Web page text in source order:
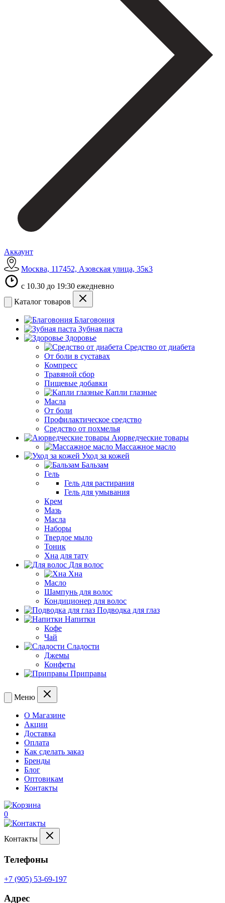
Аккаунт
Москва, 117452, Азовская улица, 35к3
с 10.30 до 19:30 ежедневно
Каталог товаров
Благовония
Зубная паста
Здоровье
Средство от диабета
От боли в суставах
Компресс
Травяной сбор
Пищевые добавки
Капли глазные
Масла
От боли
Профилактическое средство
Средство от похмелья
Аюрведческие товары
Массажное масло
Уход за кожей
Бальзам
Гель
Гель для растирания
Гель для умывания
Крем
Мазь
Масла
Наборы
Твердое мыло
Тоник
Хна для тату
Для волос
Хна
Масло
Шампунь для волос
Кондиционер для волос
Подводка для глаз
Напитки
Кофе
Чай
Сладости
Джемы
Конфеты
Приправы
Меню
О Магазине
Акции
Доставка
Оплата
Как сделать заказ
Бренды
Блог
Оптовикам
Контакты
0
Контакты
Телефоны
+7 (905) 53-69-197
Адрес